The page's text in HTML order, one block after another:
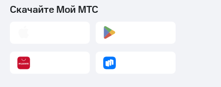
Скачайте Мой МТС